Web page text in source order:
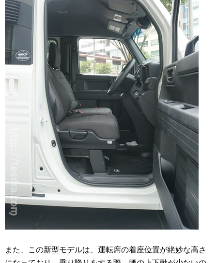
また、この新型モデルは、運転席の着座位置が絶妙な高さ